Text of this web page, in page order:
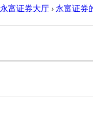
永富证券大厅 › 永富证券